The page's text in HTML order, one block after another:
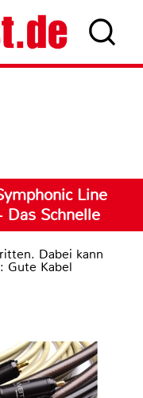
Line
Schnelle
Dabei kann
Gute Kabel